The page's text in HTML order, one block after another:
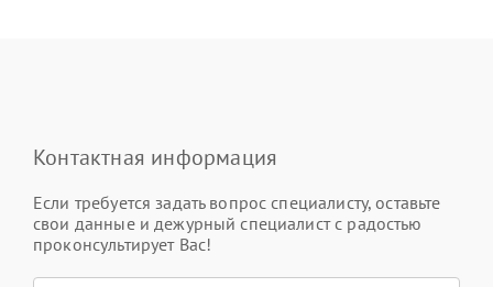
Контактная информация
Если требуется задать вопрос специалисту, оставьте
свои данные и дежурный специалист с радостью
проконсультирует Вас!